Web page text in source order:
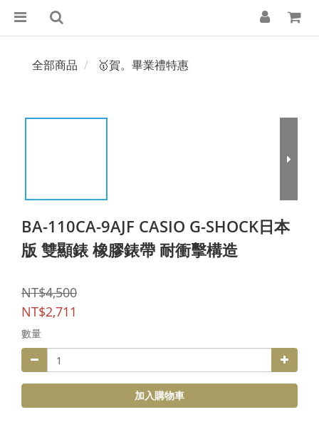
全部商品 🥇賀。畢業禮特惠
BA-110CA-9AJF CASIO G-SHOCK日本
版 雙顯錶 橡膠錶帶 耐衝擊構造
NT$4,500
NT$2,711
數量
加入購物車